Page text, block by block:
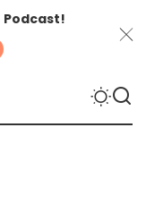
Podcast!